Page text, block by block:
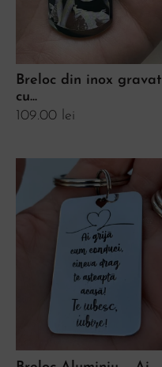
Breloc din inox gravat
cu...
109.00 lei